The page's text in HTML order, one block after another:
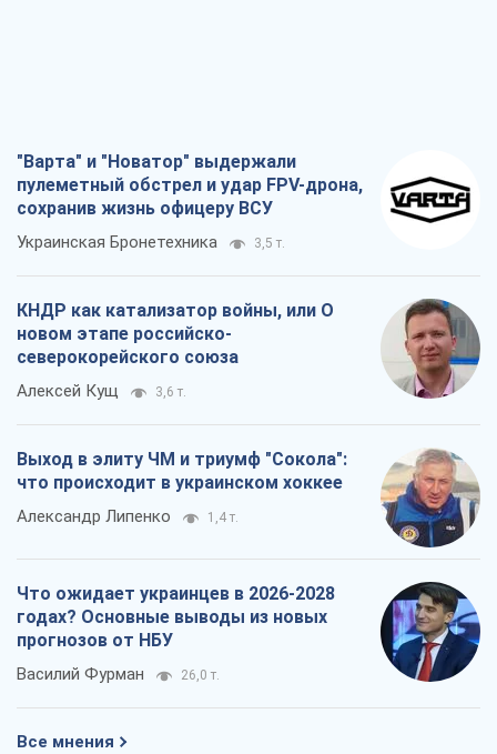
"Варта" и "Новатор" выдержали
пулеметный обстрел и удар FPV-дрона,
сохранив жизнь офицеру ВСУ
Украинская Бронетехника 3,5 т.
КНДР как катализатор войны, или О
новом этапе российско-
северокорейского союза
Алексей Кущ 3,6 т.
Выход в элиту ЧМ и триумф "Сокола":
что происходит в украинском хоккее
Александр Липенко 1,4 т.
Что ожидает украинцев в 2026-2028
годах? Основные выводы из новых
прогнозов от НБУ
Василий Фурман 26,0 т.
Все мнения